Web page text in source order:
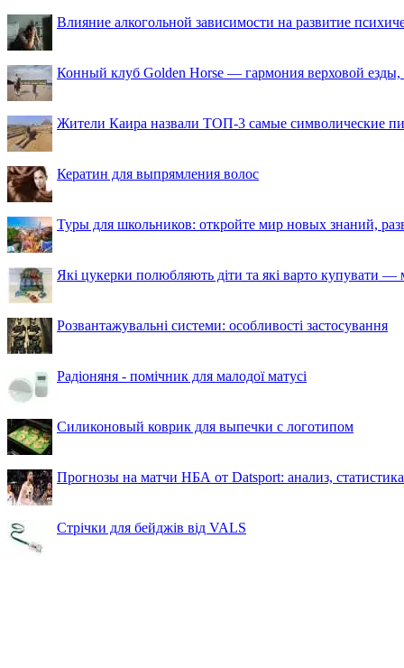
Влияние алкогольной зависимости на развитие
Конный клуб Golden Horse — гармония верховой езды,
Жители Каира назвали ТОП-3 самые символические
Кератин для выпрямления волос
Туры для школьников: откройте мир новых знаний,
Які цукерки полюбляють діти та які варто купувати —
Розвантажувальні системи: особливості застосування
Радіоняня - помічник для малодої матусі
Силиконовый коврик для выпечки с логотипом
Прогнозы на матчи НБА от Datsport: анализ,
Стрічки для бейджів від VALS